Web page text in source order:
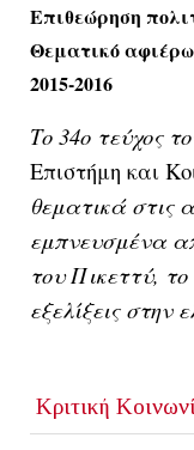
Επιθεώρηση
Θεματικό
2015-2016
Το 34ο τεύχος
Επιστήμη και
θεματικά στις
εμπνευσμένα
του Πικεττύ,
εξελίξεις στην
Κριτική